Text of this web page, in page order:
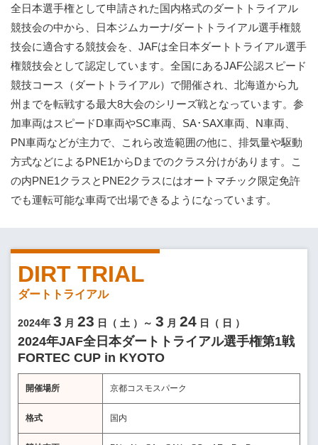
全日本選手権として申請された国内格式のダートトライアル
競技会の中から、日本ジムカーナ/ダートトライアル選手権競
技会に適合する競技会を、JAFは全日本ダートトライアル選手
権競技会として認定しています。全国にあるJAF公認スピード
競技コース（ダートトライアル）で開催され、北海道から九
州までを転戦する最大8大会のシリーズ戦となっています。参
加車両はスピードD車両やSC車両、SA･SAX車両、N車両、
PN車両などが主力で、これら改造範囲の他に、排気量や駆動
方式などによるPNE1からDまでのクラス分けがあります。こ
の内PNE1クラスとPNE2クラスにはオートマチック限定免許
でも運転可能な車両で出場できるようになっています。
DIRT TRIAL
ダートトライアル
2024年 3 月 23 日（ 土 ）～ 3 月 24 日（ 日 ）
2024年JAF全日本ダートトライアル選手権第1戦
FORTEC CUP in KYOTO
開催場所 京都コスモスパーク
格式 国内